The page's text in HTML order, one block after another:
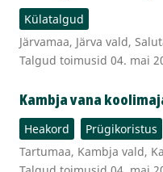
Külatalgud
Järvamaa, Järva vald,
Talgud toimusid 04. mai
Kambja vana
Heakord
Prügikoristus
Tartumaa, Kambja vald,